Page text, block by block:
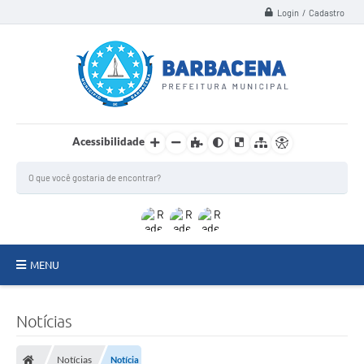
Login / Cadastro
Acessibilidade
MENU
Notícias
Notícias Notícia